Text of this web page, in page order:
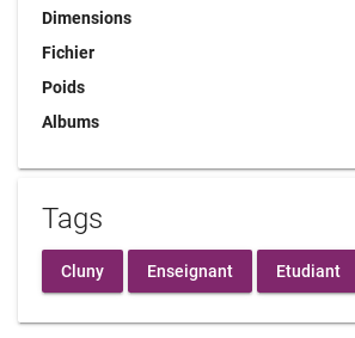
Dimensions
Fichier
Poids
Albums
Tags
Cluny Enseignant Etudiant